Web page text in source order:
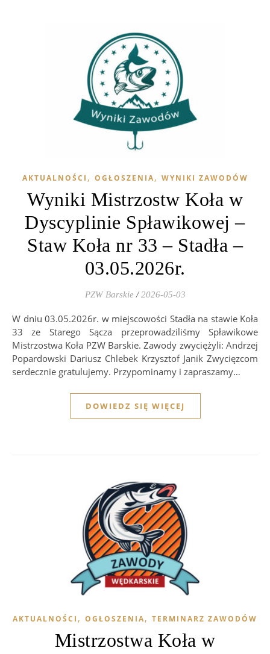
AKTUALNOŚCI , OGŁOSZENIA, WYNIKI ZAWODÓW
Wyniki Mistrzostw Koła w
Dyscyplinie Spławikowej –
Staw Koła nr 33 – Stadła –
03.05.2026r.
PZW Barskie / 2026-05-03
W dniu 03.05.2026r. w miejscowości Stadła na stawie Koła
33 ze Starego Sącza przeprowadziliśmy Spławikowe
Mistrzostwa Koła PZW Barskie. Zawody zwyciężyli: Andrzej
Popardowski Dariusz Chlebek Krzysztof Janik Zwycięzcom
serdecznie gratulujemy. Przypominamy i zapraszamy…
DOWIEDZ SIĘ WIĘCEJ
AKTUALNOŚCI , OGŁOSZENIA, TERMINARZ ZAWODÓW
Mistrzostwa Koła w